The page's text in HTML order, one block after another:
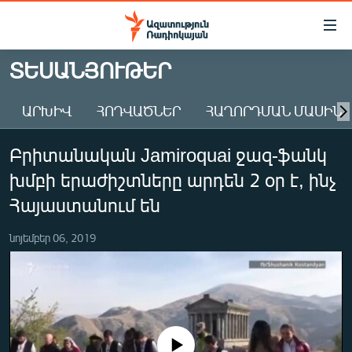
Մատչելիության
Անցնել
հիմնական
Անցնել
հիմնական
մենյուին
Որոնում
ԱԶԱՏՈՒԹՅՈՒՆ TV
ՀԱՅԱՍՏԱՆ
ԸՆՏՐՈՒԹՅՈՒՆՆԵՐ 2026
ԻՐԱՎՈՒՆՔ
ՏՆՏԵՍՈՒԹՅՈՒՆ
ՊԱՏԵՐԱԶՄԻ 6 ՇԱԲԱԹՆԵՐԸ
ՏԱՐԱԾԱՇՐՋԱՆ
ՏԵՍԱՆՅՈՒԹԵՐ
ԱՐԽԻՎ ՀՈԴՎԱԾՆԵՐ ՀԱՂՈՐԴՄԱՆ ՄԱՍԻՆ
Բրիտանական Jamiroquai ջազ-ֆանկ
խմբի երաժիշտները արդեն 2 օր է, ինչ
Հայաստանում են
նոյեմբեր 06, 2019
No media source currently available